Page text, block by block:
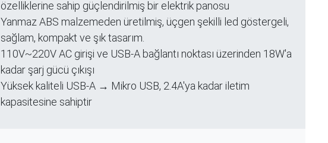
özelliklerine sahip güçlendirilmiş bir elektrik panosu
Yanmaz ABS malzemeden üretilmiş, üçgen şekilli led göstergeli,
sağlam, kompakt ve şık tasarım.
110V~220V AC girişi ve USB-A bağlantı noktası üzerinden 18W'a
kadar şarj gücü çıkışı
Yüksek kaliteli USB-A → Mikro USB, 2.4A'ya kadar iletim
kapasitesine sahiptir